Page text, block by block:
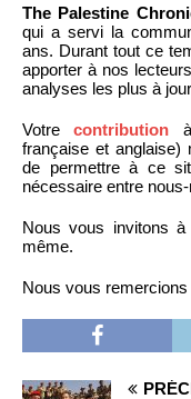
The Palestine
qui a servi la
ans. Durant tout ce
apporter à nos
analyses les plus à
Votrecontribution
française et anglaise)
de permettre à ce
nécessaire entre
Nous vous invitons à
même.
Nous vous